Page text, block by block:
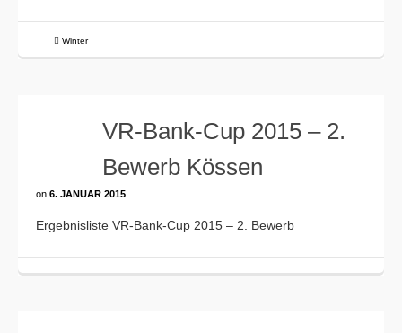
Winter
VR-Bank-Cup 2015 – 2.
Bewerb Kössen
on 6. JANUAR 2015
Ergebnisliste VR-Bank-Cup 2015 – 2. Bewerb